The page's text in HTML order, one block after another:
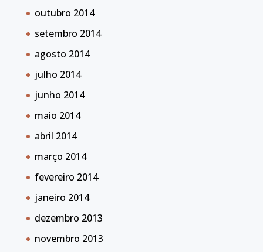
outubro 2014
setembro 2014
agosto 2014
julho 2014
junho 2014
maio 2014
abril 2014
março 2014
fevereiro 2014
janeiro 2014
dezembro 2013
novembro 2013